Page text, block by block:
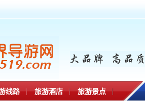
线路 旅游酒店 旅游景点